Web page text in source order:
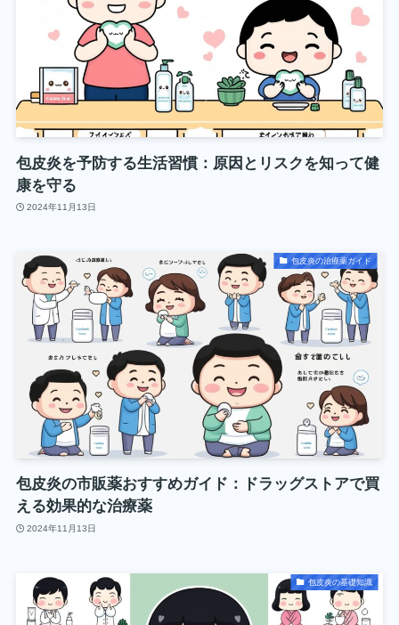
包皮炎を予防する生活習慣：原因とリスクを知って健
康を守る
2024年11月13日
包皮炎の治療薬ガイド
包皮炎の市販薬おすすめガイド：ドラッグストアで買
える効果的な治療薬
2024年11月13日
包皮炎の基礎知識